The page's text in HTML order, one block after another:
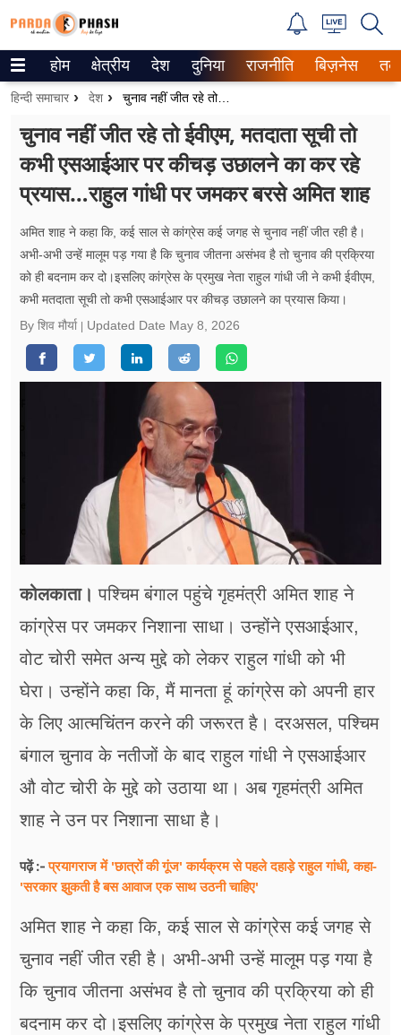
Trending on Google News
वेब स्टोरीज
उत्तर प्रदेश
गैलरी
वीडियो
रिलेशनशिप
जीवन मंत्रा
अन्य खबरें
होम क्षेत्रीय देश दुनिया राजनीति बिज़नेस
हिन्दी समाचार देश चुनाव नहीं जीत रहे तो ईवीएम, मतदाता सूची तो कभी एसआईआर पर कीचड़ उछालने का कर रहे प्रयास…राहुल गांधी पर जमकर बरसे अमित शाह
चुनाव नहीं जीत रहे तो ईवीएम, मतदाता सूची तो
कभी एसआईआर पर कीचड़ उछालने का कर रहे
प्रयास…राहुल गांधी पर जमकर बरसे अमित शाह
अमित शाह ने कहा कि, कई साल से कांग्रेस कई जगह से चुनाव नहीं जीत रही है।
अभी-अभी उन्हें मालूम पड़ गया है कि चुनाव जीतना असंभव है तो चुनाव की प्रक्रिया
को ही बदनाम कर दो।इसलिए कांग्रेस के प्रमुख नेता राहुल गांधी जी ने कभी ईवीएम,
कभी मतदाता सूची तो कभी एसआईआर पर कीचड़ उछालने का प्रयास किया।
By शिव मौर्या
Updated Date May 8, 2026
कोलकाता। पश्चिम बंगाल पहुंचे गृहमंत्री अमित शाह ने
कांग्रेस पर जमकर निशाना साधा। उन्होंने एसआईआर,
वोट चोरी समेत अन्य मुद्दे को लेकर राहुल गांधी को भी
घेरा। उन्होंने कहा कि, मैं मानता हूं कांग्रेस को अपनी हार
के लिए आत्मचिंतन करने की जरूरत है। दरअसल, पश्चिम
बंगाल चुनाव के नतीजों के बाद राहुल गांधी ने एसआईआर
औ वोट चोरी के मुद्दे को उठाया था। अब गृहमंत्री अमित
शाह ने उन पर निशाना साधा है।
पढ़ें :-प्रयागराज में 'छात्रों की गूंज' कार्यक्रम से पहले दहाड़े राहुल गांधी, कहा-
'सरकार झुकती है बस आवाज एक साथ उठनी चाहिए'
अमित शाह ने कहा कि, कई साल से कांग्रेस कई जगह से
चुनाव नहीं जीत रही है। अभी-अभी उन्हें मालूम पड़ गया है
कि चुनाव जीतना असंभव है तो चुनाव की प्रक्रिया को ही
बदनाम कर दो।इसलिए कांग्रेस के प्रमुख नेता राहुल गांधी